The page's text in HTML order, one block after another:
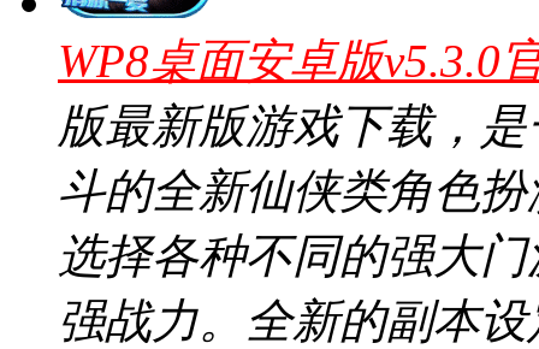
WP8桌面安卓版v5.3.0
版最新版游戏下载，
斗的全新仙侠类角色
选择各种不同的强大
强战力。全新的副本